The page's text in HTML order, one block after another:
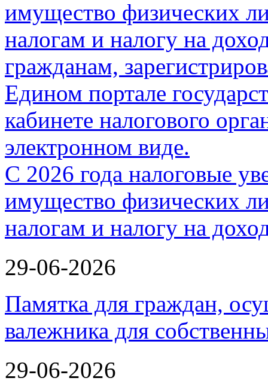
С 2026 года налоговые
имущество физических
налогам и налогу на
29-06-2026
Памятка для граждан,
валежника для
29-06-2026